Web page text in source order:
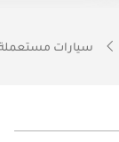
سيارات